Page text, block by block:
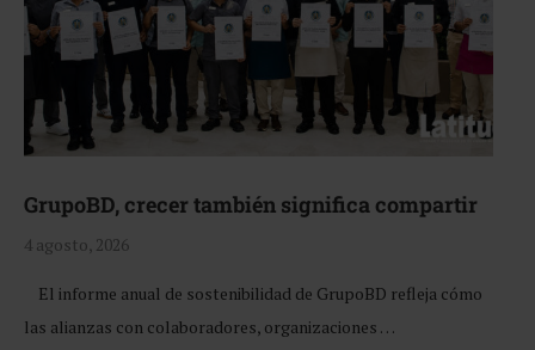
GrupoBD, crecer también significa compartir
4 agosto, 2026
El informe anual de sostenibilidad de GrupoBD refleja cómo
las alianzas con colaboradores, organizaciones …